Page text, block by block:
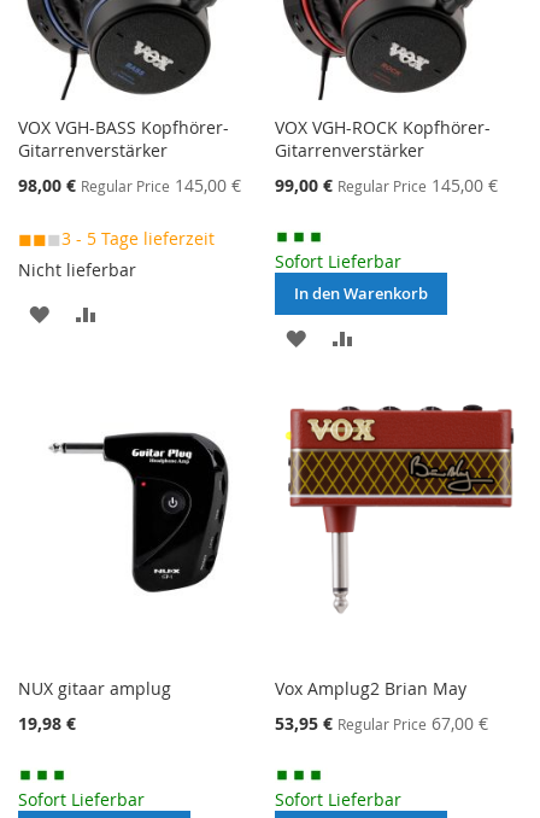
VOX VGH-BASS Kopfhörer-
Gitarrenverstärker
Special
98,00 € Regular Price 145,00 €
◼◼◼3 - 5 Tage lieferzeit
Nicht lieferbar
MERKEN
VOX VGH-ROCK Kopfhörer-
Gitarrenverstärker
Special
99,00 € Regular Price 145,00 €
Sofort Lieferbar
In den Warenkorb
MERKEN
HINZUFÜGEN
NUX gitaar amplug
19,98 €
Sofort Lieferbar
Vox Amplug2 Brian May
Special
53,95 € Regular Price 67,00 €
Sofort Lieferbar